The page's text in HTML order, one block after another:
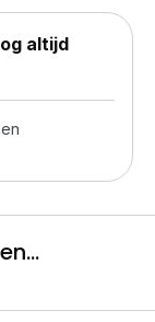
altijd